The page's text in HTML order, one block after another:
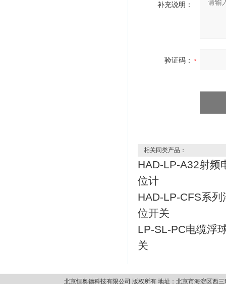
补充说明：
验证码：
相关同类产品：
HAD-LP-A32射频
位计
HAD-LP-CFS系列
位开关
LP-SL-PC电缆浮
关
北京恒奥德科技有限公司 版权所有 地址：北京市海淀区西